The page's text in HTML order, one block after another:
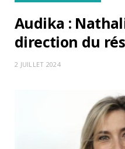
Audika :
direction du
2 JUILLET 2024